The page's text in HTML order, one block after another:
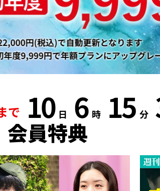
で 10 日 6 時 15 分
会員特典